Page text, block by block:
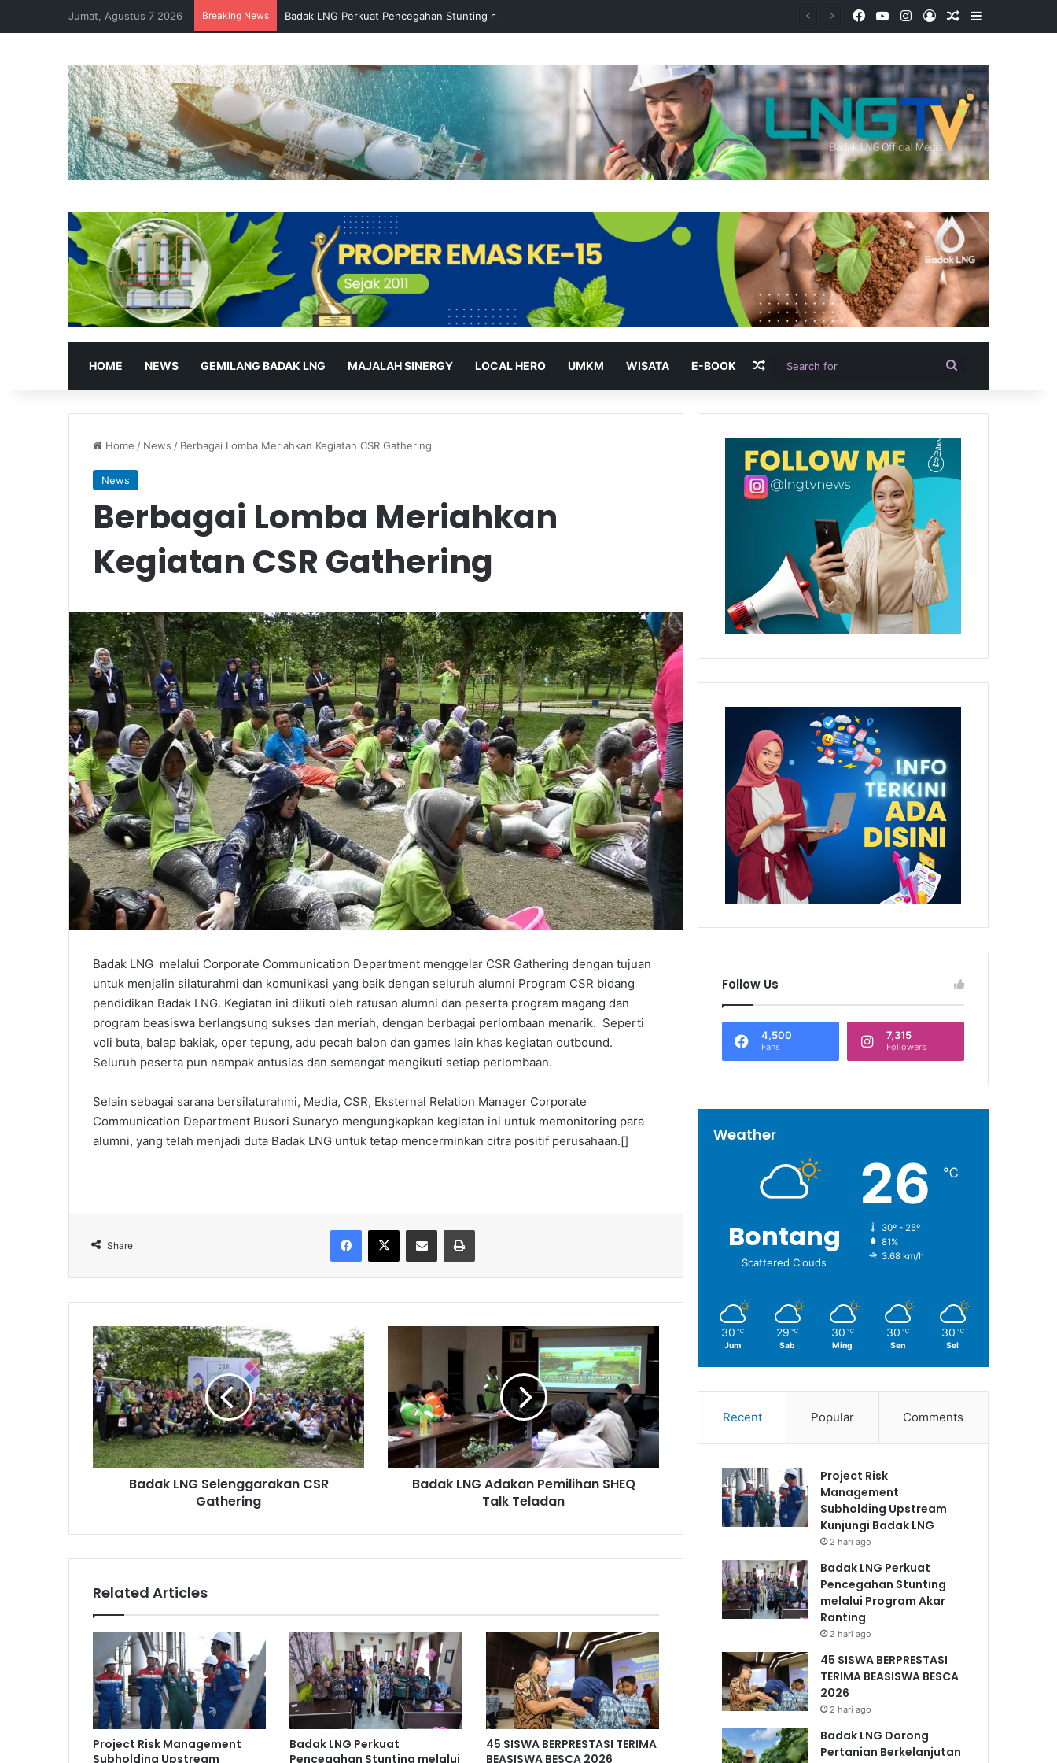
Jumat, Agustus 7 2026 Breaking News Badak LNG Perkuat Pencegahan Stunting melalui Program Akar Ranting Facebook
YouTubeInstagram
Log InRandom Article
Sidebar
HOME NEWS GEMILANG BADAK LNG MAJALAH SINERGY LOCAL HERO UMKM WISATA E-BOOK Random Article
for
Home / News / Berbagai Lomba Meriahkan Kegiatan CSR Gathering
News
Berbagai Lomba Meriahkan
Kegiatan CSR Gathering
Badak LNG melalui Corporate Communication Department menggelar CSR Gathering dengan tujuan
untuk menjalin silaturahmi dan komunikasi yang baik dengan seluruh alumni Program CSR bidang
pendidikan Badak LNG. Kegiatan ini diikuti oleh ratusan alumni dan peserta program magang dan
program beasiswa berlangsung sukses dan meriah, dengan berbagai perlombaan menarik. Seperti
voli buta, balap bakiak, oper tepung, adu pecah balon dan games lain khas kegiatan outbound.
Seluruh peserta pun nampak antusias dan semangat mengikuti setiap perlombaan.
Selain sebagai sarana bersilaturahmi, Media, CSR, Eksternal Relation Manager Corporate
Communication Department Busori Sunaryo mengungkapkan kegiatan ini untuk memonitoring para
alumni, yang telah menjadi duta Badak LNG untuk tetap mencerminkan citra positif perusahaan.[]
Share
Facebook
X Share via Email Print
Badak
LNG
Selenggarakan
CSR
Gathering
Badak LNG Selenggarakan CSR
Gathering
Pemilihan
SHEQ
Talk
Teladan
Badak LNG Adakan Pemilihan SHEQ
Talk Teladan
Related Articles
Project Risk Management
Subholding Upstream
Badak LNG Perkuat
Pencegahan Stunting melalui
45 SISWA BERPRESTASI TERIMA
BEASISWA BESCA 2026
Follow Us
4,500
Fans
7,315
Followers
Weather
Bontang
Scattered Clouds
26 ℃
30º - 25º
81%
3.68 km/h
30 ℃
Jum
29 ℃
Sab
30 ℃
Ming
30 ℃
Sen
30 ℃
Sel
Recent Popular Comments
Project Risk
Management
Subholding Upstream
Kunjungi Badak LNG
2 hari ago
Badak LNG Perkuat
Pencegahan Stunting
melalui Program Akar
Ranting
2 hari ago
45 SISWA BERPRESTASI
TERIMA BEASISWA BESCA
2026
2 hari ago
Badak LNG Dorong
Pertanian Berkelanjutan